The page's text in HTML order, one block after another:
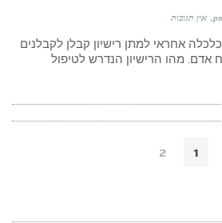
אין תגובות
אחראי למתן רישיון קבלן לקבלנים
אדם. מהו הרישיון הנדרש לטיפול
1
2